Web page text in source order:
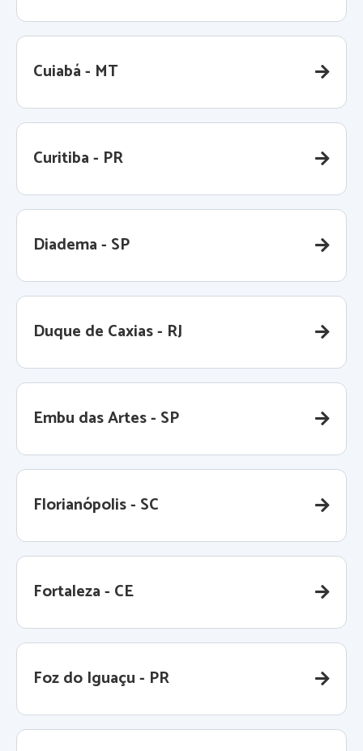
Cuiabá - MT
Curitiba - PR
Diadema - SP
Duque de Caxias - RJ
Embu das Artes - SP
Florianópolis - SC
Fortaleza - CE
Foz do Iguaçu - PR